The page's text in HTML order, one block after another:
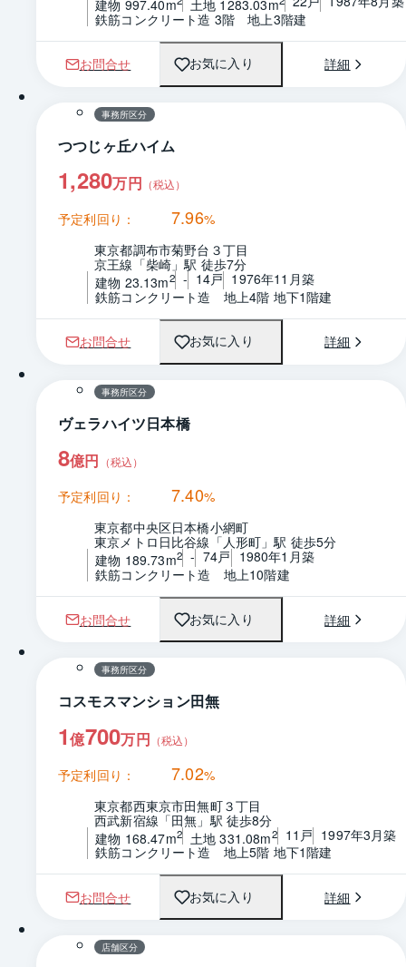
建物 997.40m 土地 1283.03m
鉄筋コンクリート造 3階　地上3階建
お問合せ お気に入り 詳細
1 / 0 間取り
事務所区分
つつじヶ丘ハイム
1,280万円 （税込）
予定利回り： 7.96%
東京都調布市菊野台３丁目
京王線「柴崎」駅 徒歩7分
建物 23.13m2 - 14戸 1976年11月築
鉄筋コンクリート造　地上4階 地下1階建
お問合せ お気に入り 詳細
1 / 0 間取り
事務所区分
ヴェラハイツ日本橋
8億円 （税込）
予定利回り： 7.40%
東京都中央区日本橋小網町
東京メトロ日比谷線「人形町」駅 徒歩5分
建物 189.73m2 - 74戸 1980年1月築
鉄筋コンクリート造　地上10階建
お問合せ お気に入り 詳細
事務所区分
コスモスマンション田無
1億700万円 （税込）
予定利回り： 7.02%
東京都西東京市田無町３丁目
西武新宿線「田無」駅 徒歩8分
建物 168.47m2 土地 331.08m2 11戸 1997年3月築
鉄筋コンクリート造　地上5階 地下1階建
お問合せ お気に入り 詳細
1 / 0
店舗区分